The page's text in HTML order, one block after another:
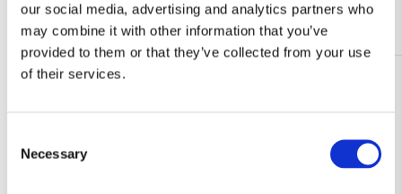
our social media, advertising and analytics partners who
may combine it with other information that you’ve
provided to them or that they’ve collected from your use
of their services.
Selection
Necessary
Andere klanten bekeken ook